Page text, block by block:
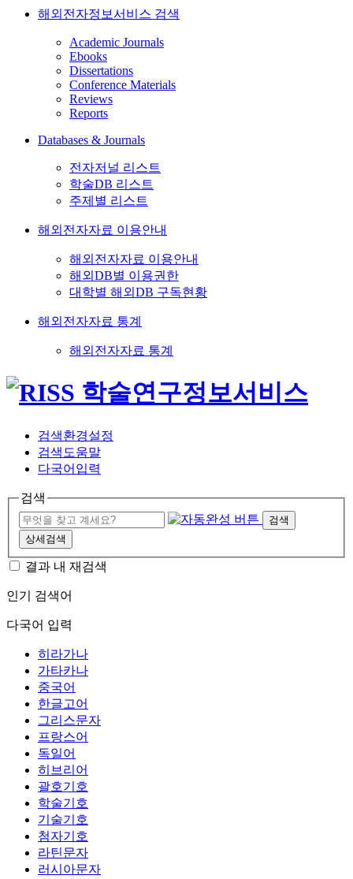
해외전자정보서비스 검색
Academic Journals
Ebooks
Dissertations
Conference Materials
Reviews
Reports
Databases & Journals
전자저널 리스트
학술DB 리스트
주제별 리스트
해외전자자료 이용안내
해외전자자료 이용안내
해외DB별 이용권한
대학별 해외DB 구독현황
해외전자자료 통계
해외전자자료 통계
검색환경설정
검색도움말
다국어입력
검색
검색
상세검색
결과 내 재검색
인기 검색어
다국어 입력
히라가나
가타카나
중국어
한글고어
그리스문자
프랑스어
독일어
히브리어
괄호기호
학술기호
기술기호
첨자기호
라틴문자
러시아문자